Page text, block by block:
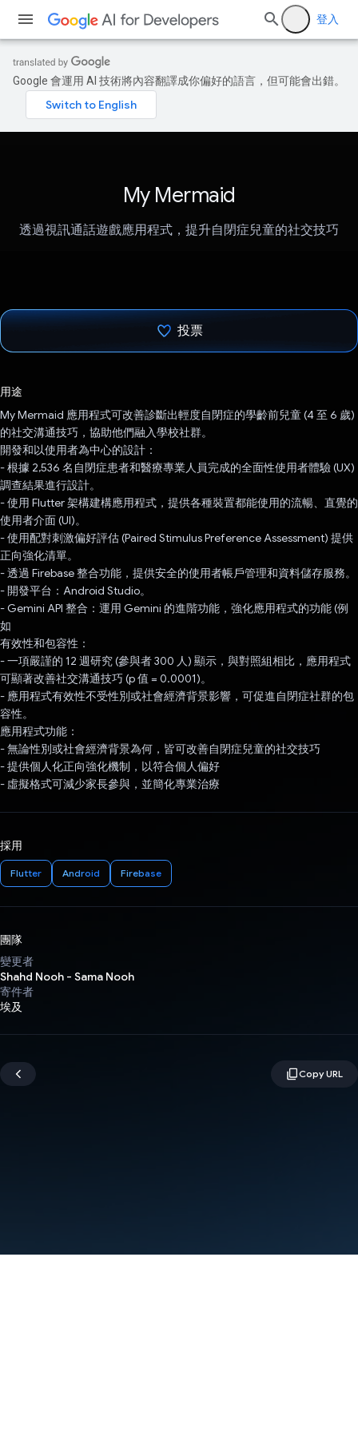
登入
Google 會運用 AI 技術將內容翻譯成你偏好的語言，但可能會出錯。
My Mermaid
透過視訊通話遊戲應用程式，提升自閉症兒童的社交技巧
投票
用途
My Mermaid 應用程式可改善診斷出輕度自閉症的學齡前兒童 (4 至 6 歲)
的社交溝通技巧，協助他們融入學校社群。
開發和以使用者為中心的設計：
- 根據 2,536 名自閉症患者和醫療專業人員完成的全面性使用者體驗 (UX)
調查結果進行設計。
- 使用 Flutter 架構建構應用程式，提供各種裝置都能使用的流暢、直覺的
使用者介面 (UI)。
- 使用配對刺激偏好評估 (Paired Stimulus Preference Assessment) 提供
正向強化清單。
- 透過 Firebase 整合功能，提供安全的使用者帳戶管理和資料儲存服務。
- 開發平台：Android Studio。
- Gemini API 整合：運用 Gemini 的進階功能，強化應用程式的功能 (例
如
有效性和包容性：
- 一項嚴謹的 12 週研究 (參與者 300 人) 顯示，與對照組相比，應用程式
可顯著改善社交溝通技巧 (p 值 = 0.0001)。
- 應用程式有效性不受性別或社會經濟背景影響，可促進自閉症社群的包
容性。
應用程式功能：
- 無論性別或社會經濟背景為何，皆可改善自閉症兒童的社交技巧
- 提供個人化正向強化機制，以符合個人偏好
- 虛擬格式可減少家長參與，並簡化專業治療
採用
Flutter Android Firebase
團隊
變更者
Shahd Nooh - Sama Nooh
寄件者
埃及